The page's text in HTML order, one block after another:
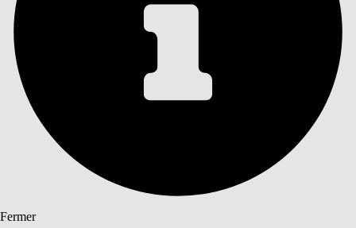
Fermer
Table des matières
Rechercher